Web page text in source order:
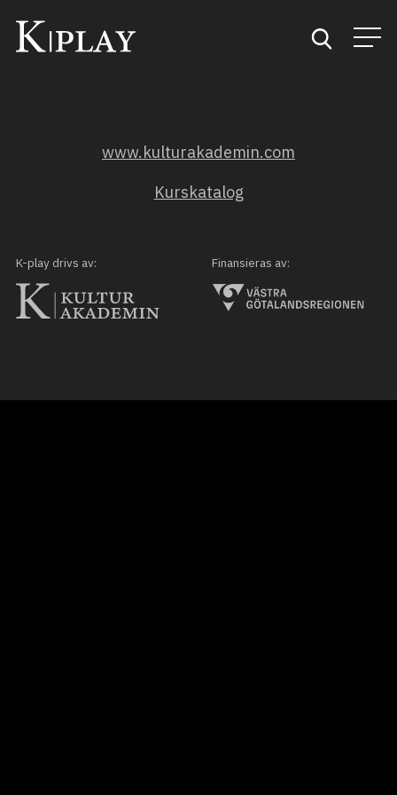
Kategorier
Mina favoriter
www.kulturakademin.com
Kurskatalog
K-play drivs av: Finansieras av: